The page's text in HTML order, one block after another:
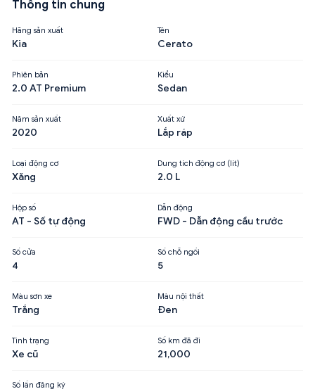
Thông tin chung
Hãng sản xuất
Kia
Tên
Cerato
Phiên bản
2.0 AT Premium
Kiểu
Sedan
Năm sản xuất
2020
Xuất xứ
Lắp ráp
Loại động cơ
Xăng
Dung tích động cơ (lít)
2.0 L
Hộp số
AT - Số tự động
Dẫn động
FWD - Dẫn động cầu trước
Số cửa
4
Số chỗ ngồi
5
Màu sơn xe
Trắng
Màu nội thất
Đen
Tình trạng
Xe cũ
Số km đã đi
21,000
Số lần đăng ký